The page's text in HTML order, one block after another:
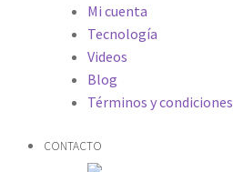
Mi cuenta
Tecnología
Videos
Blog
Términos y condiciones
CONTACTO